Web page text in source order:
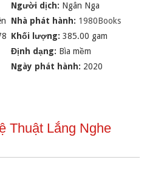
Người dịch: Ngân Nga
Nhà phát hành: 1980Books
Khối lượng: 385.00 gam
Định dạng: Bìa mềm
Ngày phát hành: 2020
Thuật Lắng Nghe